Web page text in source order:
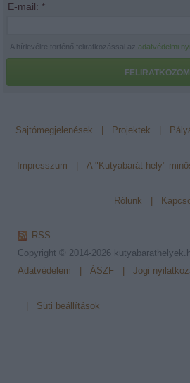
E-mail: *
A hírlevélre történő feliratkozással azadatvédelmi
FELIRATKOZOM
Sajtómegjelenések Projektek
Impresszum A "Kutyabarát hely"
Rólunk
RSS
Copyright © 2014-2026
Adatvédelem
ÁSZF Jogi
Süti beállítások